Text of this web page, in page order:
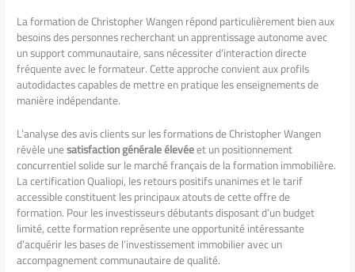
La formation de Christopher Wangen répond particulièrement bien aux
besoins des personnes recherchant un apprentissage autonome avec
un support communautaire, sans nécessiter d’interaction directe
fréquente avec le formateur. Cette approche convient aux profils
autodidactes capables de mettre en pratique les enseignements de
manière indépendante.
L’analyse des avis clients sur les formations de Christopher Wangen
révèle unesatisfaction générale élevéeet un positionnement
concurrentiel solide sur le marché français de la formation immobilière.
La certification Qualiopi, les retours positifs unanimes et le tarif
accessible constituent les principaux atouts de cette offre de
formation. Pour les investisseurs débutants disposant d’un budget
limité, cette formation représente une opportunité intéressante
d’acquérir les bases de l’investissement immobilier avec un
accompagnement communautaire de qualité.